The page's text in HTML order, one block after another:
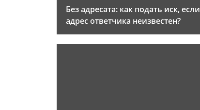
Без адресата: как подать иск, если
адрес ответчика неизвестен?